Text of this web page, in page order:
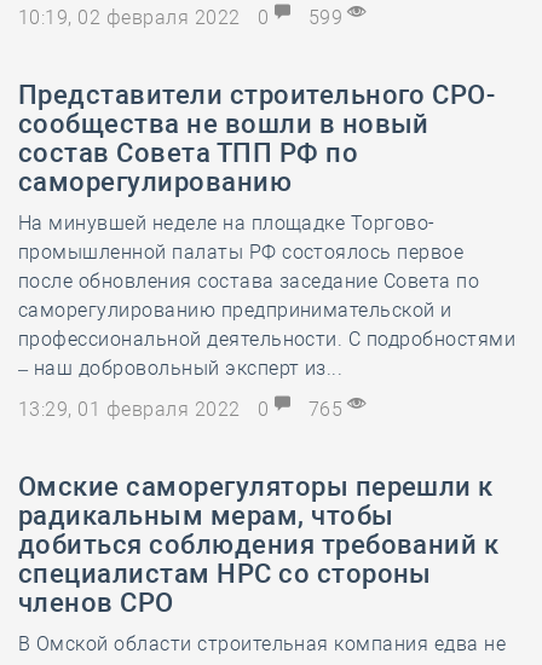
10:19, 02 февраля 2022
0 599
Представители строительного СРО-
сообщества не вошли в новый
состав Совета ТПП РФ по
саморегулированию
На минувшей неделе на площадке Торгово-
промышленной палаты РФ состоялось первое
после обновления состава заседание Совета по
саморегулированию предпринимательской и
профессиональной деятельности. С подробностями
– наш добровольный эксперт из...
13:29, 01 февраля 2022
0 765
Омские саморегуляторы перешли к
радикальным мерам, чтобы
добиться соблюдения требований к
специалистам НРС со стороны
членов СРО
В Омской области строительная компания едва не